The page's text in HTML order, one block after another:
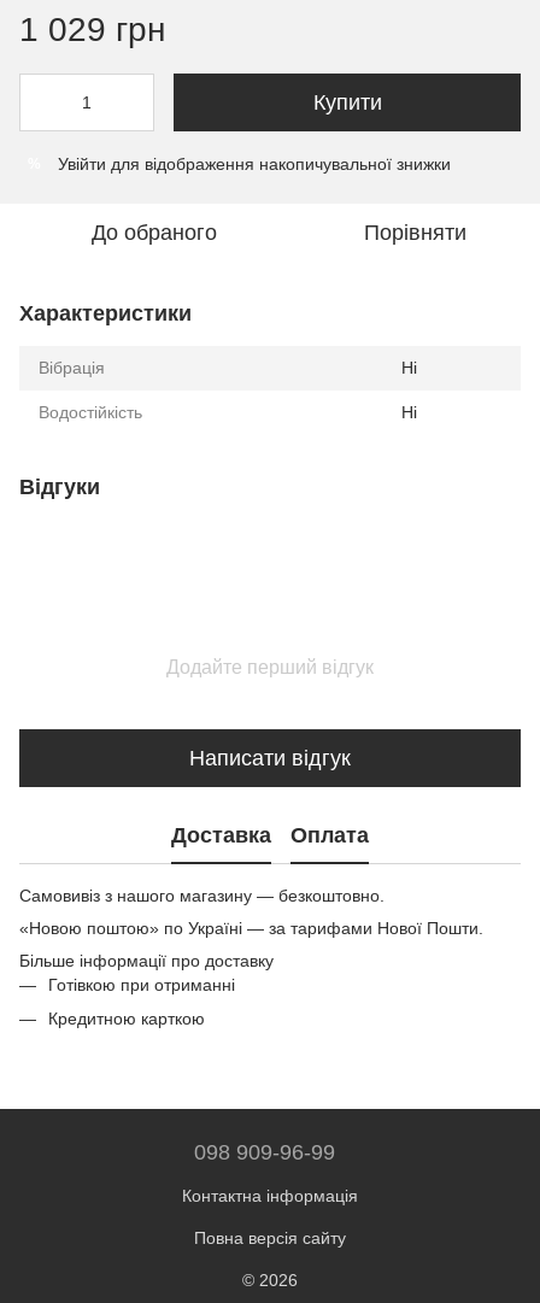
1 029 грн
Купити
Увійти для відображення накопичувальної знижки
До обраного Порівняти
Характеристики
Вібрація Ні
Водостійкість Ні
Відгуки
Додайте перший відгук
Написати відгук
Доставка Оплата
Самовивіз з нашого магазину — безкоштовно.
«Новою поштою» по Україні — за тарифами Нової Пошти.
Більше інформації про доставку
Готівкою при отриманні
Кредитною карткою
098 909-96-99
Контактна інформація
Повна версія сайту
© 2026